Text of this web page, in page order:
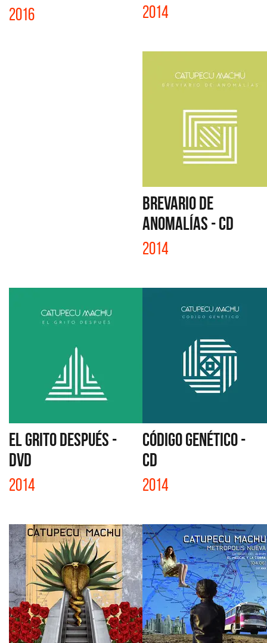
2016 2014
BREVARIO DE
ANOMALÍAS - CD
2014
EL GRITO DESPUÉS -
DVD
2014
CÓDIGO GENÉTICO -
CD
2014